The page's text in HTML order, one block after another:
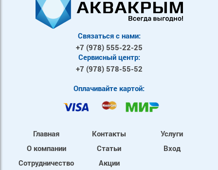
Связаться с нами:
+7 (978) 555-22-25
Сервисный центр:
+7 (978) 578-55-52
Оплачивайте картой:
Главная
О компании
Сотрудничество
Контакты
Статьи
Акции
Услуги
Вход